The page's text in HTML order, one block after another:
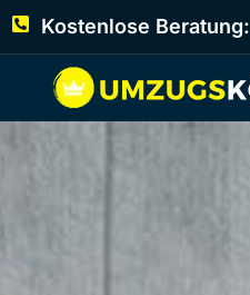
Kostenlose Beratung: